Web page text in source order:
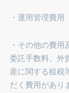
・運用管理費用
・その他の費
委託手数料、外
産に関する租税
だく費用があり